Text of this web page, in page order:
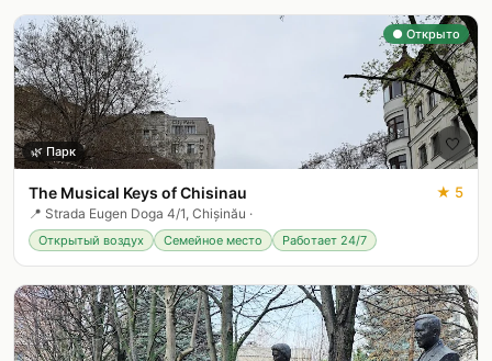
🤍
● Открыто
🌿 Парк
The Musical Keys of Chisinau ★ 5
📍 Strada Eugen Doga 4/1, Chișinău ·
Открытый воздух Семейное место Работает 24/7